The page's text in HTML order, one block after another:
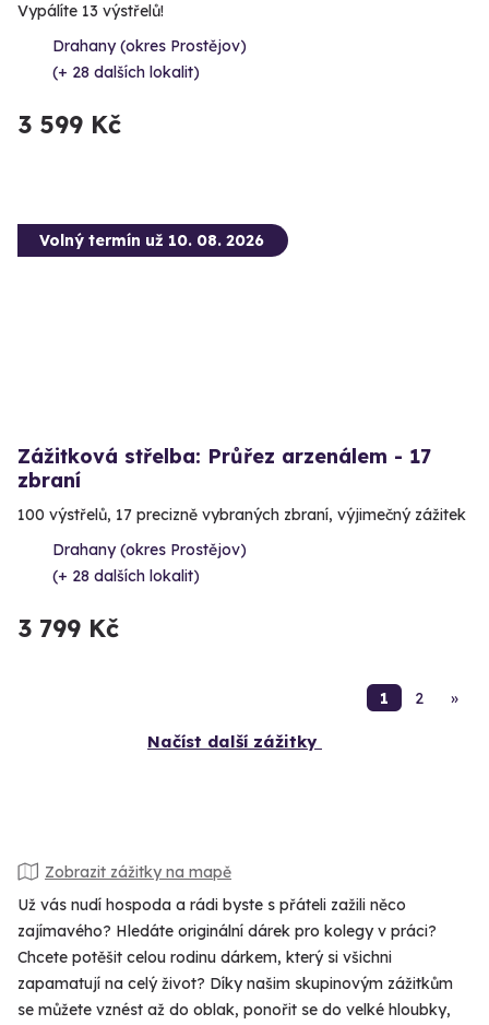
Vypálíte 13 výstřelů!
Drahany (okres Prostějov)
(+ 28 dalších lokalit)
3 599 Kč
Volný termín už 10. 08. 2026
Zážitková střelba: Průřez arzenálem - 17
zbraní
100 výstřelů, 17 precizně vybraných zbraní, výjimečný zážitek
Drahany (okres Prostějov)
(+ 28 dalších lokalit)
3 799 Kč
1 2 »
Načíst další zážitky
Zobrazit zážitky na mapě
Už vás nudí hospoda a rádi byste s přáteli zažili něco
zajímavého? Hledáte originální dárek pro kolegy v práci?
Chcete potěšit celou rodinu dárkem, který si všichni
zapamatují na celý život? Díky našim skupinovým zážitkům
se můžete vznést až do oblak, ponořit se do velké hloubky,